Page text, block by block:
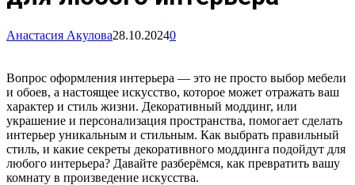
Анастасия Акулова28.10.20240
Вопрос оформления интерьера — это не просто выбор мебели
и обоев, а настоящее искусство, которое может отражать ваш
характер и стиль жизни. Декоративный моддинг, или
украшение и персонализация пространства, помогает сделать
интерьер уникальным и стильным. Как выбрать правильный
стиль, и какие секреты декоративного моддинга подойдут для
любого интерьера? Давайте разберёмся, как превратить вашу
комнату в произведение искусства.